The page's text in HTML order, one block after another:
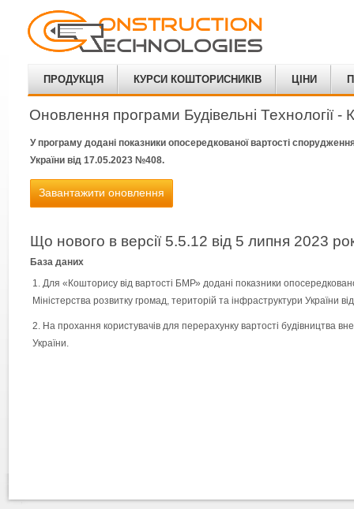
ПРОДУКЦІЯ КУРСИ КОШТОРИСНИКІВ ЦІНИ
Оновлення програми Будівельні
У програму додані показники опосередкованої вартості
України від 17.05.2023 №408.
Завантажити оновлення
Що нового в версії 5.5.12 від 5 липня 2023
База даних
Для «Кошторису від вартості БМР» додані показники
Міністерства розвитку громад, територій та інфраструктури України
На прохання користувачів для перерахунку вартості будівництва
України.